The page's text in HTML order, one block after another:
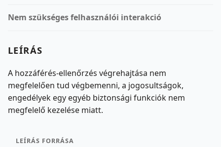
Nem szükséges felhasználói interakció
LEÍRÁS
A hozzáférés-ellenőrzés végrehajtása nem
megfelelően tud végbemenni, a jogosultságok,
engedélyek egy egyéb biztonsági funkciók nem
megfelelő kezelése miatt.
LEÍRÁS FORRÁSA